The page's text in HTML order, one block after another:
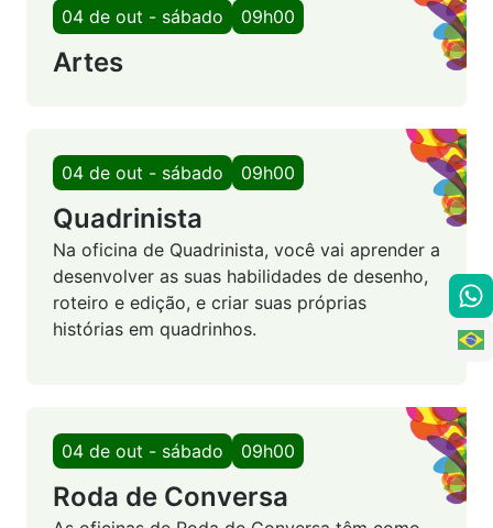
04 de out - sábado 09h00
Artes
04 de out - sábado 09h00
Quadrinista
Na oficina de Quadrinista, você vai aprender a
desenvolver as suas habilidades de desenho,
roteiro e edição, e criar suas próprias
histórias em quadrinhos.
04 de out - sábado 09h00
Roda de Conversa